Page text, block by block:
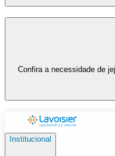
Confira a necessidade de
Institucional